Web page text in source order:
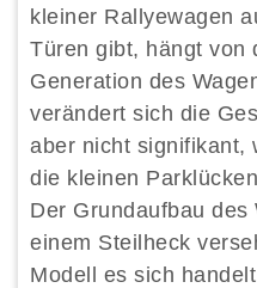
kleiner Rallyewagen
Türen gibt, hängt von
Generation des
verändert sich die
aber nicht signifikant,
die kleinen
Der Grundaufbau
einem Steilheck
Modell es sich